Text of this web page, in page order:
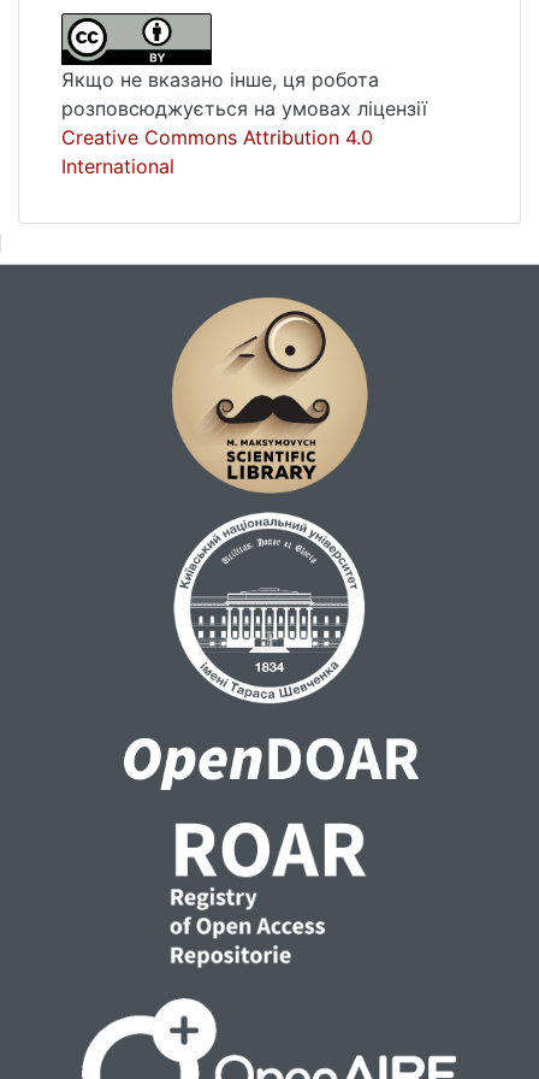
Якщо не вказано інше, ця робота
розповсюджується на умовах ліцензії
Creative Commons Attribution 4.0
International